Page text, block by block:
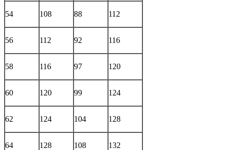
54 108 88 112
56 112 92 116
58 116 97 120
60 120 99 124
62 124 104 128
64 128 108 132